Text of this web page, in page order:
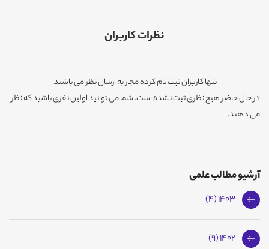
نظرات کاربران
تنها کاربران ثبت نام کرده مجاز به ارسال نظر می باشند.
در حال حاضر هیچ نظری ثبت نشده است. شما می توانید اولین نفری باشید که نظر
می دهید.
آرشیو مطالب علمی
1403 (4)
1402 (9)